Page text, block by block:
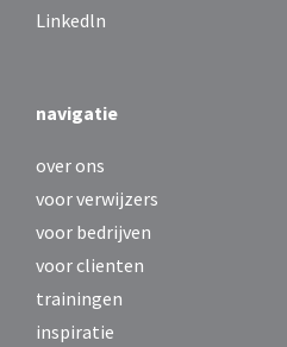
Linkedln
navigatie
over ons
voor verwijzers
voor bedrijven
voor clienten
trainingen
inspiratie